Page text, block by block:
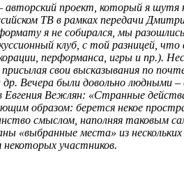
проект, который я шутя
ТВ в рамках передачи
я не собирался, мы
клуб, с той разницей,
перформанса, игры и пр.).
свои высказывания по
Вечера были довольно людными
Евгения Вежлян: «Странные
образом: берется некое
смыслом, наполняя таковым
«выбранные места» из нескольких
некоторых участников.